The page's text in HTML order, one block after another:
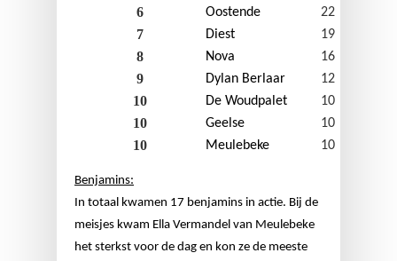
6 Oostende 22
7 Diest 19
8 Nova 16
9 Dylan Berlaar 12
10 De Woudpalet 10
10 Geelse 10
10 Meulebeke 10
Benjamins:
In totaal kwamen 17 benjamins in actie. Bij de
meisjes kwam Ella Vermandel van Meulebeke
het sterkst voor de dag en kon ze de meeste